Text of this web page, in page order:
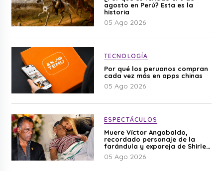
agosto en Perú? Esta es la
historia
05 Ago 2026
TECNOLOGÍA
Por qué los peruanos compran
cada vez más en apps chinas
05 Ago 2026
ESPECTÁCULOS
Muere Víctor Angobaldo,
recordado personaje de la
farándula y expareja de Shirley
Cherres
05 Ago 2026